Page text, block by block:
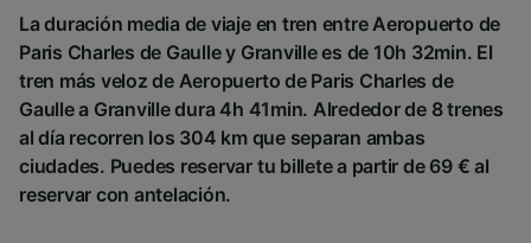
La duración media de viaje en tren entre Aeropuerto de
Paris Charles de Gaulle y Granville es de 10h 32min. El
tren más veloz de Aeropuerto de Paris Charles de
Gaulle a Granville dura 4h 41min. Alrededor de 8 trenes
al día recorren los 304 km que separan ambas
ciudades. Puedes reservar tu billete a partir de 69 € al
reservar con antelación.